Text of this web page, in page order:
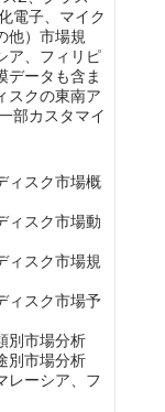
電子、マイク
他）市場規
ア、フィリピ
データも含ま
スクの東南ア
部カスタマイ
ィスク市場概
ィスク市場動
ィスク市場規
ィスク市場予
別市場分析
別市場分析
レーシア、フ